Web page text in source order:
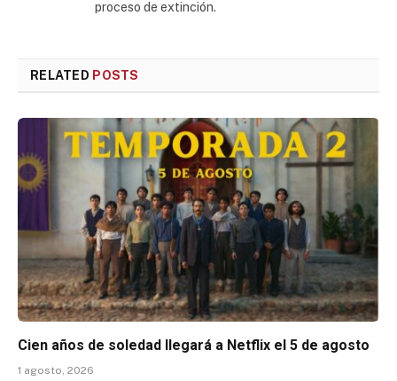
proceso de extinción.
RELATED POSTS
Cien años de soledad llegará a Netflix el 5 de agosto
1 agosto, 2026